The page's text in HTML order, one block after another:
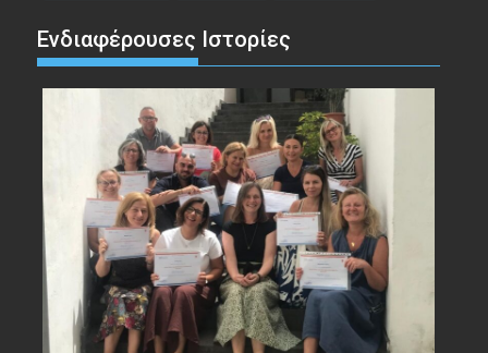
Ενδιαφέρουσες Ιστορίες